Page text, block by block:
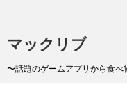
マックリブ
〜話題のゲームアプリから食